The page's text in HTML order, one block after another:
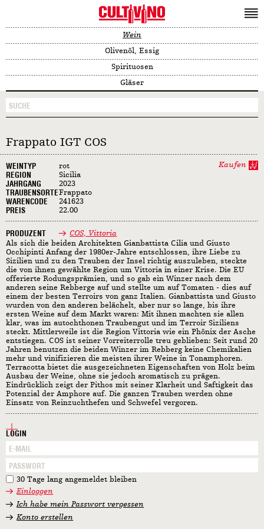
Wein
Olivenöl, Essig
Spirituosen
Gläser
Frappato IGT COS
WEINTYP rot
REGION Sicilia
JAHRGANG 2023
TRAUBENSORTEFrappato
WARENCODE 241623
PREIS 22.00
Kaufen
PRODUZENT
COS, Vittoria
Als sich die beiden Architekten Gianbattista Cilia und Giusto
Occhipinti Anfang der 1980er-Jahre entschlossen, ihre Liebe zu
Sizilien und zu den Trauben der Insel richtig auszuleben, steckte
die von ihnen gewählte Region um Vittoria in einer Krise. Die EU
offerierte Rodungsprämien, und so gab ein Winzer nach dem
anderen seine Rebberge auf und stellte um auf Tomaten - dies auf
einem der besten Terroirs von ganz Italien. Gianbattista und Giusto
wurden von den anderen belächelt, aber nur so lange, bis ihre
ersten Weine auf dem Markt waren: Mit ihnen machten sie allen
klar, was im autochthonen Traubengut und im Terroir Siziliens
steckt. Mittlerweile ist die Region Vittoria wie ein Phönix der Asche
entstiegen. COS ist seiner Vorreiterrolle treu geblieben: Seit rund 20
Jahren benutzen die beiden Winzer im Rebberg keine Chemikalien
mehr und vinifizieren die meisten ihrer Weine in Tonamphoren.
Terracotta bietet die ausgezeichneten Eigenschaften von Holz beim
Ausbau der Weine, ohne sie jedoch aromatisch zu prägen.
Eindrücklich zeigt der Pithos mit seiner Klarheit und Saftigkeit das
Potenzial der Amphore auf. Die ganzen Trauben werden ohne
Einsatz von Reinzuchthefen und Schwefel vergoren.
LOGIN
30 Tage lang angemeldet bleiben
Einloggen
Ich habe mein Passwort vergessen
Konto erstellen